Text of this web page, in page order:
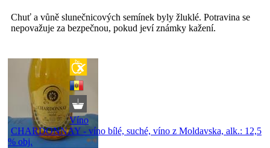
Chuť a vůně slunečnicových semínek byly žluklé. Potravina se
nepovažuje za bezpečnou, pokud jeví známky kažení.
Víno
CHARDONNAY - víno bílé, suché, víno z Moldavska, alk.: 12,5
% obj.